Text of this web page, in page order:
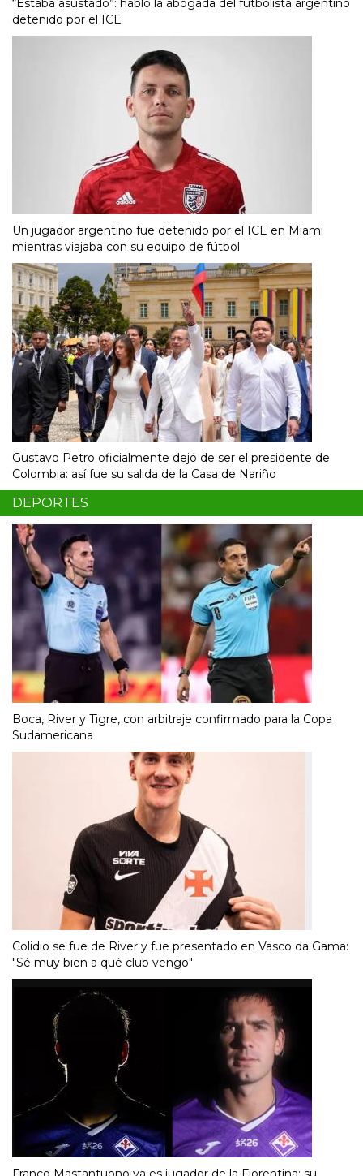
“Estaba asustado”: habló la abogada del futbolista argentino
detenido por el ICE
Un jugador argentino fue detenido por el ICE en Miami
mientras viajaba con su equipo de fútbol
Gustavo Petro oficialmente dejó de ser el presidente de
Colombia: así fue su salida de la Casa de Nariño
DEPORTES
Boca, River y Tigre, con arbitraje confirmado para la Copa
Sudamericana
Colidio se fue de River y fue presentado en Vasco da Gama:
"Sé muy bien a qué club vengo"